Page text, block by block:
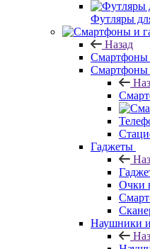
Футляры
Назад
Смартфоны
Смартфоны
Гаджеты
Очки
Наушники